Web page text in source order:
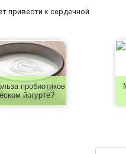
привести к сердечной
пробиотиков
йогурте?